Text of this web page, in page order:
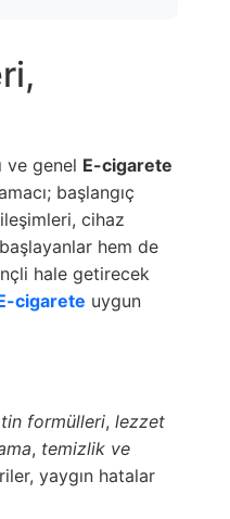
ve genel E-cigarete
başlangıç
cihaz
hem de
hale getirecek
cigarete uygun
formülleri, lezzet
, temizlik ve
yaygın hatalar